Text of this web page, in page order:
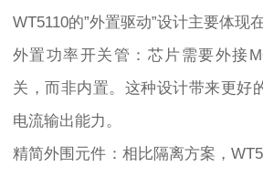
WT5110的”外置驱动”设计主要体现
外置功率开关管：芯片需要外接
关，而非内置。这种设计带来更好
电流输出能力。
精简外围元件：相比隔离方案，